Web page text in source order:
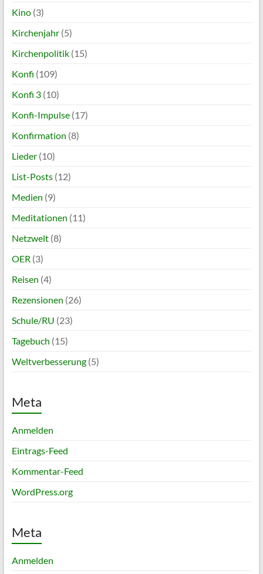
Kino(3)
Kirchenjahr(5)
Kirchenpolitik(15)
Konfi (109)
Konfi 3(10)
Konfi-Impulse(17)
Konfirmation (8)
Lieder(10)
List-Posts(12)
Medien (9)
Meditationen (11)
Netzwelt(8)
OER (3)
Reisen (4)
Rezensionen (26)
Schule/RU (23)
Tagebuch (15)
Weltverbesserung(5)
Meta
Anmelden
Eintrags-Feed
Kommentar-Feed
WordPress.org
Meta
Anmelden